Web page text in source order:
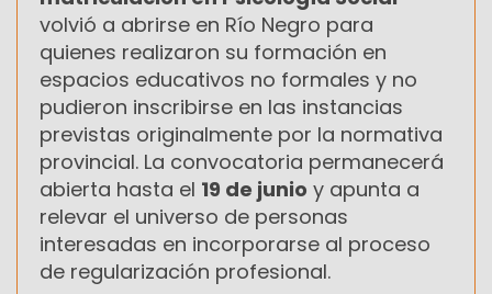
volvió a abrirse en Río Negro para
quienes realizaron su formación en
espacios educativos no formales y no
pudieron inscribirse en las instancias
previstas originalmente por la normativa
provincial. La convocatoria permanecerá
abierta hasta el 19 de junio y apunta a
relevar el universo de personas
interesadas en incorporarse al proceso
de regularización profesional.